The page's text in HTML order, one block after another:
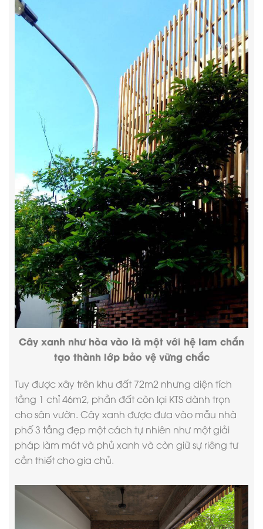
Cây xanh như hòa vào là một với hệ lam chắn
tạo thành lớp bảo vệ vững chắc
Tuy được xây trên khu đất 72m2 nhưng diện tích
tầng 1 chỉ 46m2, phần đất còn lại KTS dành trọn
cho sân vườn. Cây xanh được đưa vào mẫu nhà
phố 3 tầng đẹp một cách tự nhiên như một giải
pháp làm mát và phủ xanh và còn giữ sự riêng tư
cần thiết cho gia chủ.